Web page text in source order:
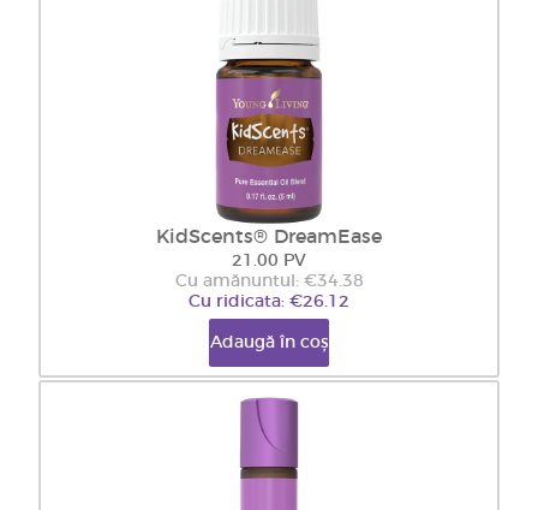
KidScents® DreamEase
21.00 PV
Cu amănuntul: €34.38
Cu ridicata: €26.12
Adaugă în coș